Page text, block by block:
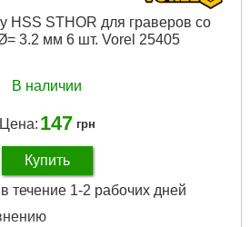
HSS STHOR для граверов со
3.2 мм 6 шт. Vorel 25405
В наличии
Цена: 147 грн
Купить
течение 1-2 рабочих дней